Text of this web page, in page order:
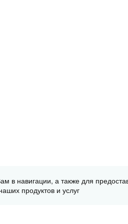
в навигации, а также для
продуктов и услуг